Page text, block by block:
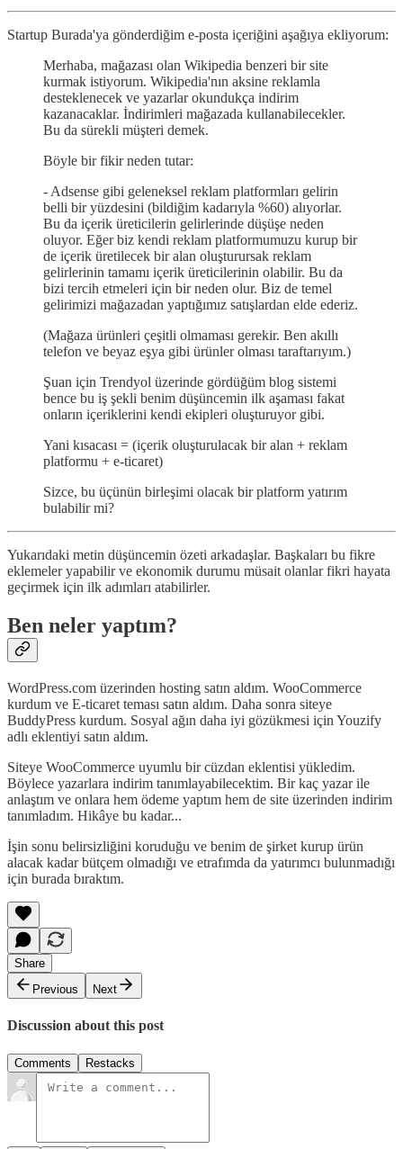
Startup Burada'ya gönderdiğim e-posta içeriğini aşağıya ekliyorum:
Merhaba, mağazası olan Wikipedia benzeri bir site
kurmak istiyorum. Wikipedia'nın aksine reklamla
desteklenecek ve yazarlar okundukça indirim
kazanacaklar. İndirimleri mağazada kullanabilecekler.
Bu da sürekli müşteri demek.
Böyle bir fikir neden tutar:
- Adsense gibi geleneksel reklam platformları gelirin
belli bir yüzdesini (bildiğim kadarıyla %60) alıyorlar.
Bu da içerik üreticilerin gelirlerinde düşüşe neden
oluyor. Eğer biz kendi reklam platformumuzu kurup bir
de içerik üretilecek bir alan oluşturursak reklam
gelirlerinin tamamı içerik üreticilerinin olabilir. Bu da
bizi tercih etmeleri için bir neden olur. Biz de temel
gelirimizi mağazadan yaptığımız satışlardan elde ederiz.
(Mağaza ürünleri çeşitli olmaması gerekir. Ben akıllı
telefon ve beyaz eşya gibi ürünler olması taraftarıyım.)
Şuan için Trendyol üzerinde gördüğüm blog sistemi
bence bu iş şekli benim düşüncemin ilk aşaması fakat
onların içeriklerini kendi ekipleri oluşturuyor gibi.
Yani kısacası = (içerik oluşturulacak bir alan + reklam
platformu + e-ticaret)
Sizce, bu üçünün birleşimi olacak bir platform yatırım
bulabilir mi?
Yukarıdaki metin düşüncemin özeti arkadaşlar. Başkaları bu fikre
eklemeler yapabilir ve ekonomik durumu müsait olanlar fikri hayata
geçirmek için ilk adımları atabilirler.
Ben neler yaptım?
WordPress.com üzerinden hosting satın aldım. WooCommerce
kurdum ve E-ticaret teması satın aldım. Daha sonra siteye
BuddyPress kurdum. Sosyal ağın daha iyi gözükmesi için Youzify
adlı eklentiyi satın aldım.
Siteye WooCommerce uyumlu bir cüzdan eklentisi yükledim.
Böylece yazarlara indirim tanımlayabilecektim. Bir kaç yazar ile
anlaştım ve onlara hem ödeme yaptım hem de site üzerinden indirim
tanımladım. Hikâye bu kadar...
İşin sonu belirsizliğini koruduğu ve benim de şirket kurup ürün
alacak kadar bütçem olmadığı ve etrafımda da yatırımcı bulunmadığı
için burada bıraktım.
Share
Previous
Next
Discussion about this post
Comments Restacks